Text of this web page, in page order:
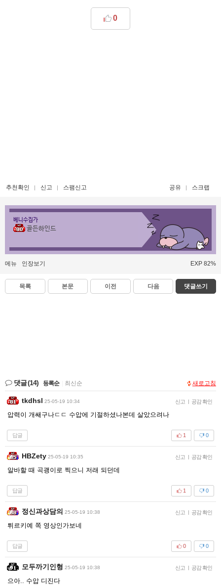
0
추천확인 신고 스팸신고 공유 스크랩
베니수집가
골든하인드
메뉴 인장보기 EXP 82%
목록 본문 이전 다음 댓글쓰기
댓글(14) 등록순 최신순 새로고침
tkdhsl 25-05-19 10:34 신고 | 공감 확인
압력이 개쌔구나ㄷㄷ 수압에 기절하셨나본데 살았으려나
답글 0
1
HBZety 25-05-19 10:35 신고 | 공감 확인
알바할 때 곡괭이로 찍으니 저래 되던데
답글 0
1
정신과상담의 25-05-19 10:38 신고 | 공감 확인
튀르키예 쪽 영상인가보네
답글 0
0
모두까기인형 25-05-19 10:38 신고 | 공감 확인
으아.. 수압 디진다